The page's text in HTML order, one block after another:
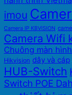
imou
Camera IP KBVISION
Camera Wifi
Chuông màn
Hikvision dây và cáp
HUB-Switch
Switch POE